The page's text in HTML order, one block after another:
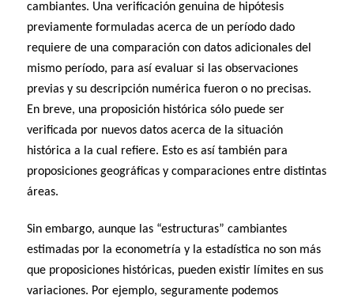
cambiantes. Una verificación genuina de hipótesis
previamente formuladas acerca de un período dado
requiere de una comparación con datos adicionales del
mismo período, para así evaluar si las observaciones
previas y su descripción numérica fueron o no precisas.
En breve, una proposición histórica sólo puede ser
verificada por nuevos datos acerca de la situación
histórica a la cual refiere. Esto es así también para
proposiciones geográficas y comparaciones entre distintas
áreas.
Sin embargo, aunque las “estructuras” cambiantes
estimadas por la econometría y la estadística no son más
que proposiciones históricas, pueden existir límites en sus
variaciones. Por ejemplo, seguramente podemos